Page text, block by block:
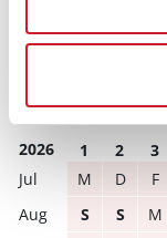
2026 1 2 3
M
D F
S
S M